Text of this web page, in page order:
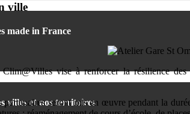
made in France
villes et nos territoires
ville
Clim@Villes vise à renforcer la résilience
seront mis en œuvre pendant la